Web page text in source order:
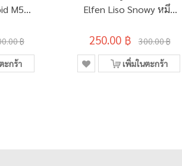
M5
ด้าม)฿
ะกร้า
Elfen Liso Snowy หมึก
(กระบอก 50 ด้าม)
250.00 ฿ 300.00 ฿
เพิ่มในตะกร้า